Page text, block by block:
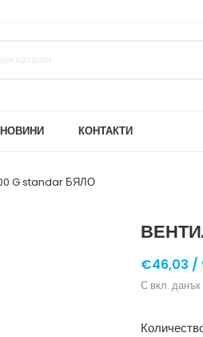
НОВИНИ КОНТАКТИ
G standar БЯЛО
€46,03 /
С вкл. данък